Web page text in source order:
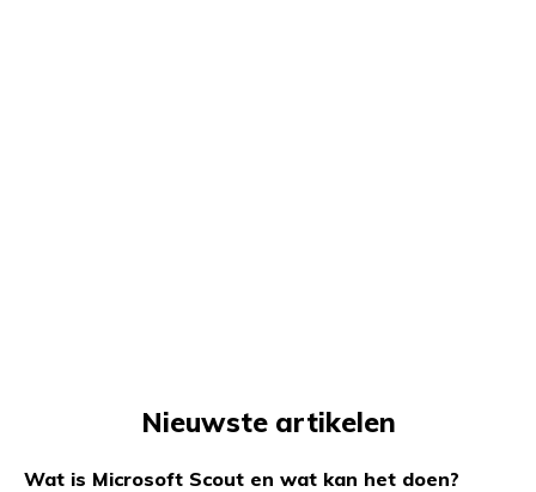
Nieuwste artikelen
Wat is Microsoft Scout en wat kan het doen?